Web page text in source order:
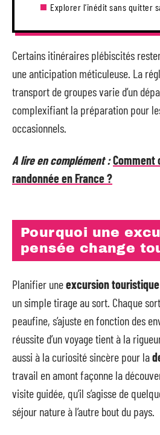
Explorer l’inédit sans quitter
Certains itinéraires plébiscités
une anticipation méticuleuse. La
transport de groupes varie d’un
complexifiant la préparation pour
occasionnels.
A lire en complément :Comment
randonnée en France ?
Pourquoi une
pensée change
Planifier uneexcursion touristique
un simple tirage au sort. Chaque
peaufine, s’ajuste en fonction des
réussite d’un voyage tient à la
aussi à la curiosité sincère pour la
travail en amont façonne la
visite guidée, qu’il s’agisse de
séjour nature à l’autre bout du pays.